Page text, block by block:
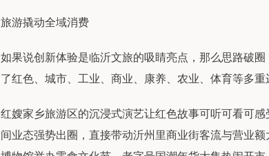
旅游撬动全域消费
如果说创新体验是临沂文旅的吸睛亮点，那么思路破
了红色、城市、工业、商业、康养、农业、体育等多
红嫂家乡旅游区的沉浸式演艺让红色故事可听可看可
间业态强势出圈，直接带动沂州里商业街客流与营业